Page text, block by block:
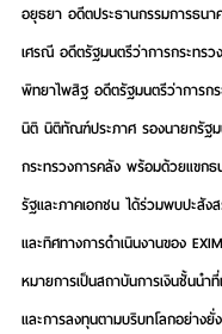
อยุธยา อดีตประธานกรรมการธน
เศรณี อดีตรัฐมนตรีว่าการกระทร
พิทยาไพสิฐ อดีตรัฐมนตรีว่าการก
นิติ นิติทัณฑ์ประภาศ รองนายกรัฐ
กระทรวงการคลัง พร้อมด้วยแขก
รัฐและภาคเอกชน ได้ร่วมพบปะสัง
และทิศทางการดำเนินงานของ
หมายการเป็นสถาบันการเงินชั้นนำ
และการลงทุนตามบริบทโลกอย่าง